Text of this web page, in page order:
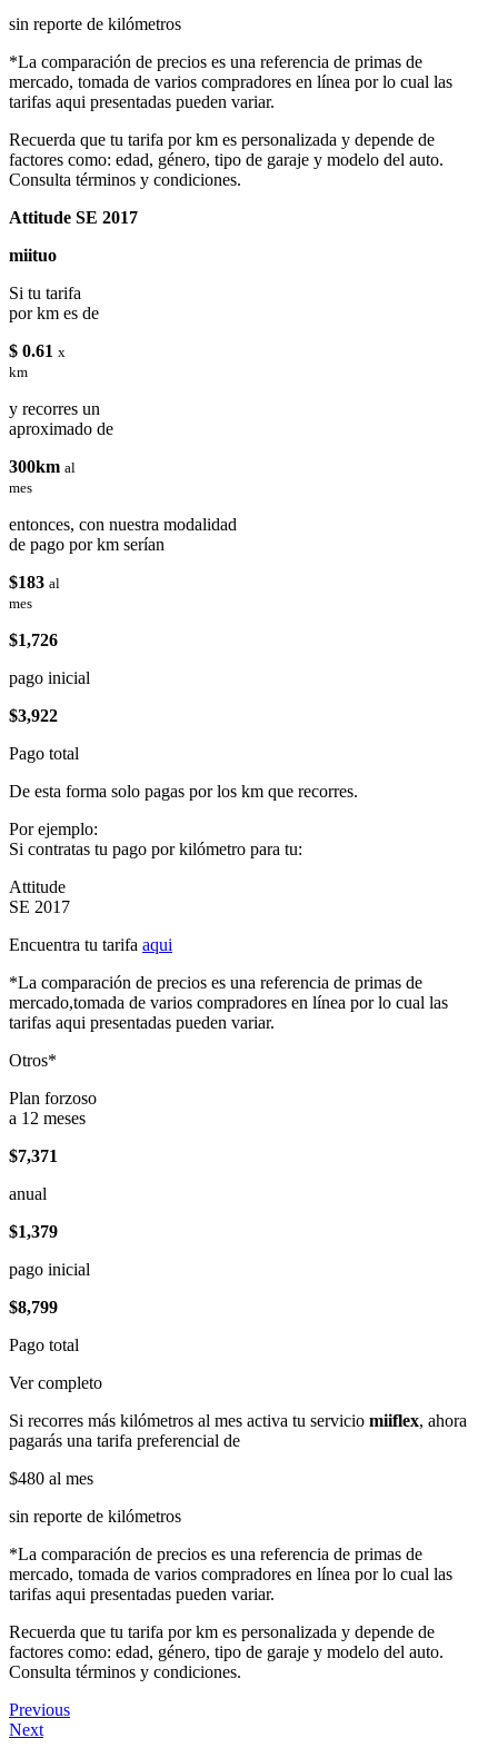
sin reporte de kilómetros
*La comparación de precios es una referencia de primas de
mercado, tomada de varios compradores en línea por lo cual las
tarifas aqui presentadas pueden variar.
Recuerda que tu tarifa por km es personalizada y depende de
factores como: edad, género, tipo de garaje y modelo del auto.
Consulta términos y condiciones.
Attitude SE 2017
miituo
Si tu tarifa
por km es de
$ 0.61 x
km
y recorres un
aproximado de
300km al
mes
entonces, con nuestra modalidad
de pago por km serían
$183 al
mes
$1,726
pago inicial
$3,922
Pago total
De esta forma solo pagas por los km que recorres.
Por ejemplo:
Si contratas tu pago por kilómetro para tu:
Attitude
SE 2017
Encuentra tu tarifa aqui
*La comparación de precios es una referencia de primas de
mercado,tomada de varios compradores en línea por lo cual las
tarifas aqui presentadas pueden variar.
Otros*
Plan forzoso
a 12 meses
$7,371
anual
$1,379
pago inicial
$8,799
Pago total
Ver completo
Si recorres más kilómetros al mes activa tu servicio miiflex, ahora
pagarás una tarifa preferencial de
$480 al mes
sin reporte de kilómetros
*La comparación de precios es una referencia de primas de
mercado, tomada de varios compradores en línea por lo cual las
tarifas aqui presentadas pueden variar.
Recuerda que tu tarifa por km es personalizada y depende de
factores como: edad, género, tipo de garaje y modelo del auto.
Consulta términos y condiciones.
Previous
Next